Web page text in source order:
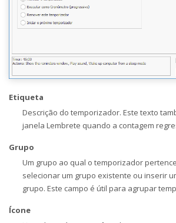
Etiqueta
Descrição do temporizador. Este texto
janela Lembrete quando a contagem
Grupo
Um grupo ao qual o temporizador
selecionar um grupo existente ou inserir
grupo. Este campo é útil para agrupar
Ícone